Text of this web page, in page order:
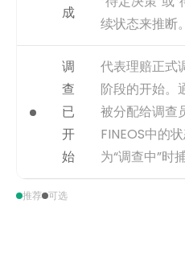
息’
捕获
状态
或信
条目
事件类型
成
续状态来推断。
为何重要
此活
结束
的时
本身
获取方式
可从
表示
的状
捕获
调
查
已
开
始
代表理赔正式
阶段的开始。
被分配给调查
FINEOS中的
为“调查中”时
为何重要
推荐 可选